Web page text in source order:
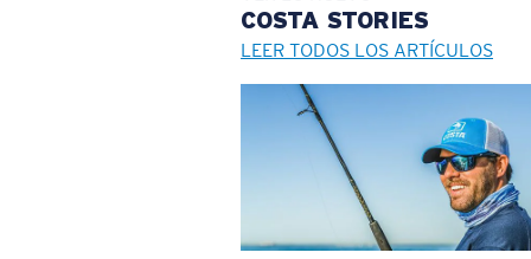
COSTA STORIES
LEER TODOS LOS ARTÍCULOS